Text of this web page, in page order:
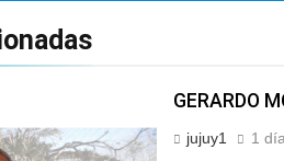
GERARDO
jujuy1 1